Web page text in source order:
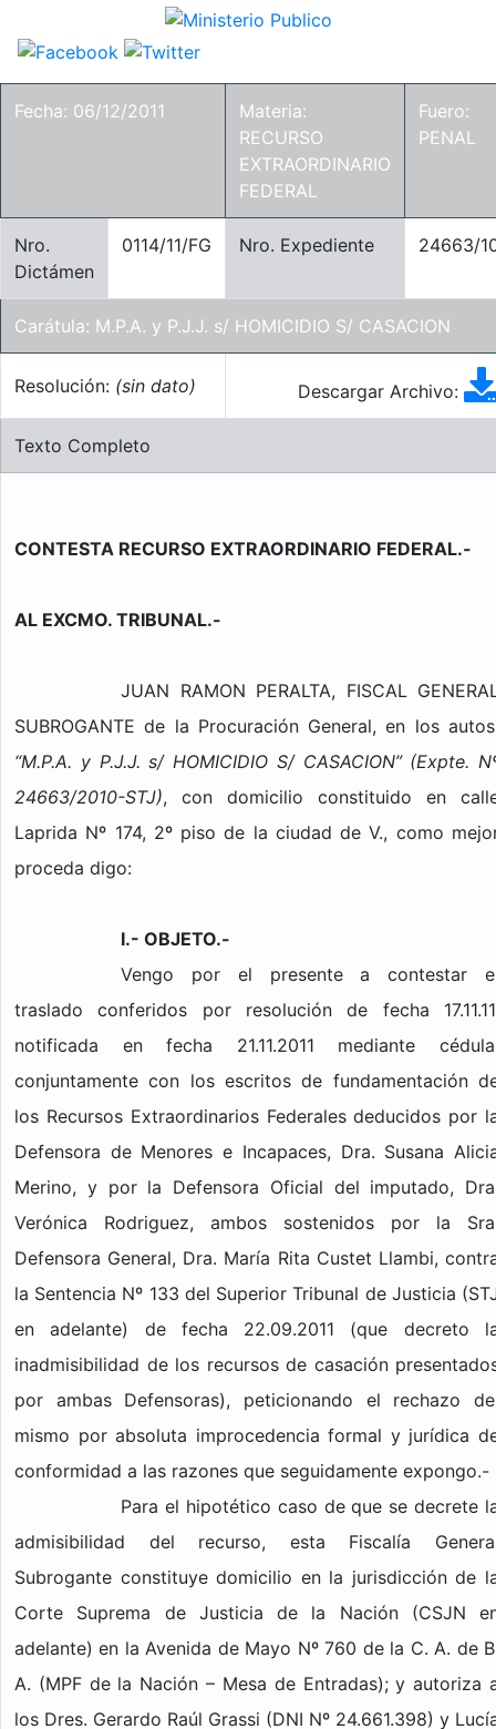
Fecha: 06/12/2011
Materia:
RECURSO
EXTRAORDINARIO
FEDERAL
Fuero:
PENAL
Nro.
Dictámen
0114/11/FG Nro. Expediente 24663/
Carátula: M.P.A. y P.J.J. s/ HOMICIDIO S/ CASACION
Resolución: (sin dato) Descargar Archivo:
Texto Completo
CONTESTA RECURSO EXTRAORDINARIO FEDERAL.-
AL EXCMO. TRIBUNAL.-
JUAN RAMON PERALTA, FISCAL
SUBROGANTE de la Procuración General, en los
“M.P.A. y P.J.J. s/ HOMICIDIO S/ CASACION” (Expte.
24663/2010-STJ), con domicilio constituido en
Laprida Nº 174, 2º piso de la ciudad de V., como
proceda digo:
I.- OBJETO.-
Vengo por el presente a contestar
traslado conferidos por resolución de fecha
notificada en fecha 21.11.2011 mediante
conjuntamente con los escritos de fundamentación
los Recursos Extraordinarios Federales deducidos por
Defensora de Menores e Incapaces, Dra. Susana
Merino, y por la Defensora Oficial del imputado,
Verónica Rodriguez, ambos sostenidos por la
Defensora General, Dra. María Rita Custet Llambi,
la Sentencia Nº 133 del Superior Tribunal de Justicia
en adelante) de fecha 22.09.2011 (que decreto
inadmisibilidad de los recursos de casación
por ambas Defensoras), peticionando el rechazo
mismo por absoluta improcedencia formal y jurídica
conformidad a las razones que seguidamente expongo.-
Para el hipotético caso de que se decrete
admisibilidad del recurso, esta Fiscalía
Subrogante constituye domicilio en la jurisdicción de
Corte Suprema de Justicia de la Nación (CSJN
adelante) en la Avenida de Mayo Nº 760 de la C. A. de
A. (MPF de la Nación – Mesa de Entradas); y autoriza
los Dres. Gerardo Raúl Grassi (DNI Nº 24.661.398) y